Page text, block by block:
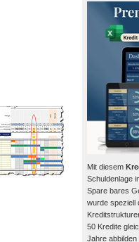
Mit diesem
Schuldenlage
Spare bares
wurde speziell
50 Kredite
Jahre abbilden